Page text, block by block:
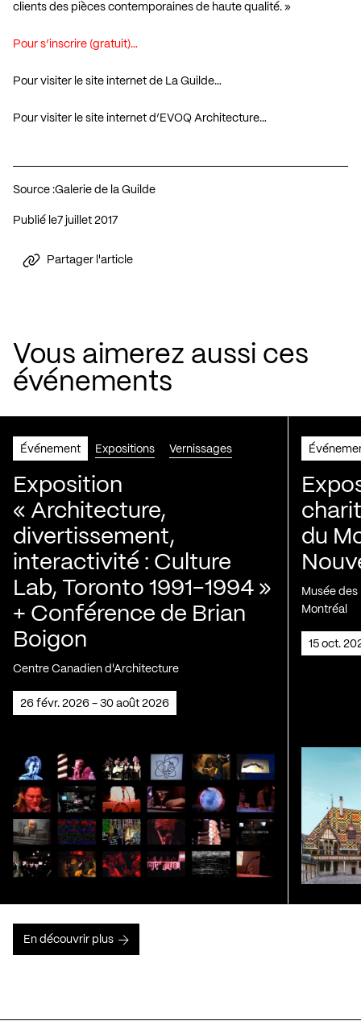
clients des pièces contemporaines de haute qualité. »
Pour s’inscrire (gratuit)…
Pour visiter le site internet de La Guilde…
Pour visiter le site internet d’EVOQ Architecture…
Source :Galerie de la Guilde
Publié le 7 juillet 2017
Partager l'article
Vous aimerez aussi ces
événements
Événement Expositions Vernissages
Exposition
« Architecture,
divertissement,
interactivité : Culture
Lab, Toronto 1991-1994 »
+ Conférence de Brian
Boigon
Centre Canadien d'Architecture
26 févr. 2026 - 30 août 2026
du
Musée
Montréal
15 oct.
En découvrir plus